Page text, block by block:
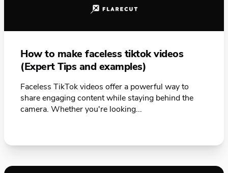
How to make faceless tiktok videos
(Expert Tips and examples)
Faceless TikTok videos offer a powerful way to
share engaging content while staying behind the
camera. Whether you're looking...